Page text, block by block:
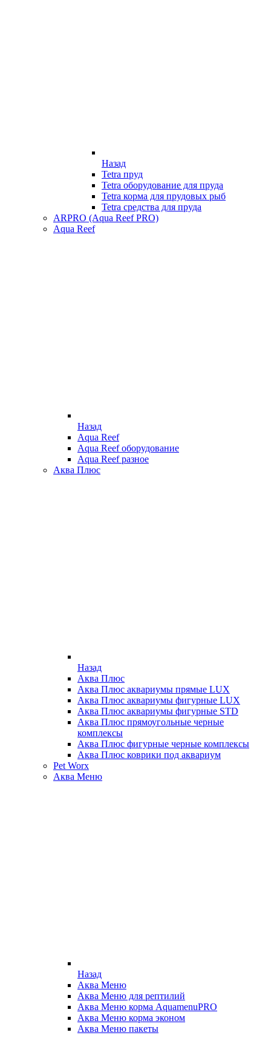
Назад
Tetra пруд
Tetra оборудование для пруда
Tetra корма для прудовых рыб
Tetra средства для пруда
ARPRO (Aqua Reef PRO)
Aqua Reef
Назад
Aqua Reef
Aqua Reef оборудование
Aqua Reef разное
Аква Плюс
Назад
Аква Плюс
Аква Плюс аквариумы прямые LUX
Аква Плюс аквариумы фигурные LUX
Аква Плюс аквариумы фигурные STD
Аква Плюс прямоугольные черные
комплексы
Аква Плюс фигурные черные комплексы
Аква Плюс коврики под аквариум
Pet Worx
Аква Меню
Назад
Аква Меню
Аква Меню для рептилий
Аква Меню корма AquamenuPRO
Аква Меню корма эконом
Аква Меню пакеты